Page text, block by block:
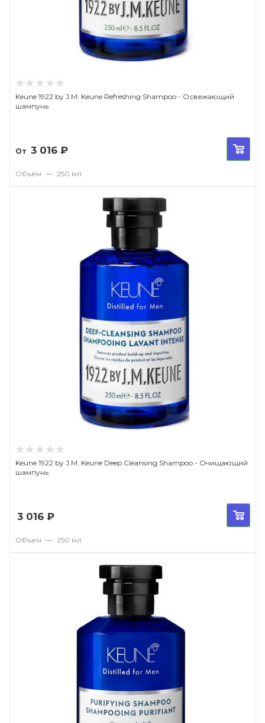
Keune 1922 by J.M. Keune Refreshing Shampoo - Освежающий
шампунь
От 3 016 ₽
Объем — 250 мл
Keune 1922 by J.M. Keune Deep Cleansing Shampoo - Очищающий
шампунь
3 016 ₽
Объем — 250 мл